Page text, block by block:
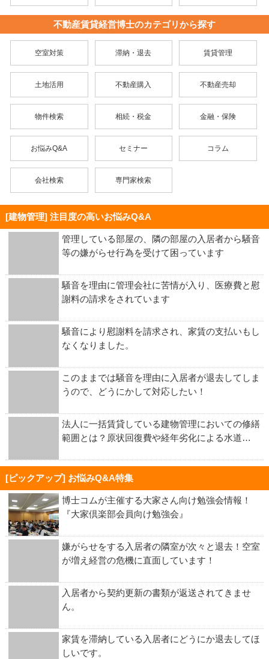
不動産賃貸経営博士のカテゴリから探す
空室対策 滞納・退去 賃貸管理
土地活用 不動産購入 不動産売却
物件検索 相続・税金 金融・保険
お悩みQ&A セミナー コラム
会社検索 専門家検索
[建物管理] 注目度の高いお悩みQ&A
管理している部屋の、隣の部屋の入居者から騒音
等の嫌がらせ行為を受けて困っています
騒音を理由に管理会社に苦情が入り、医療費と慰
謝料の請求をされています
騒音により慰謝料を請求され、家賃の支払いもし
なくなりました。
このままでは騒音を理由に入居者が退去してしま
うので、どうにかして対応したい！
法人に一括賃貸している建物管理においての修繕
範囲とは？原状回復費や経年劣化による水道…
[ピックアップ] お悩みQ&A特集
博士コムが主催する大家さん向け勉強会情報！
『大家倶楽部会員向け勉強会』
嫌がらせをする入居者の隣室が次々と退去！空室
が増え経営の危機に直面しています！
入居者から契約更新の書類が返送されてきませ
ん。
家賃を滞納している入居者にどうにか退去してほ
しいです。